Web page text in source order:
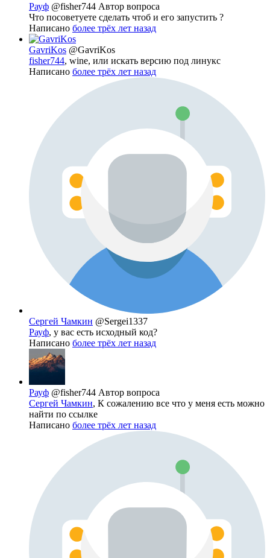
Рауф @fisher744 Автор вопроса
Что посоветуете сделать чтоб и его запустить ?
Написано более трёх лет назад
GavriKos @GavriKos
fisher744, wine, или искать версию под линукс
Написано более трёх лет назад
Сергей Чамкин @Sergei1337
Рауф, у вас есть исходный код?
Написано более трёх лет назад
Рауф @fisher744 Автор вопроса
Сергей Чамкин, К сожалению все что у меня есть можно
найти по ссылке
Написано более трёх лет назад